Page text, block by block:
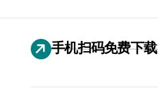
手机扫码免费下载